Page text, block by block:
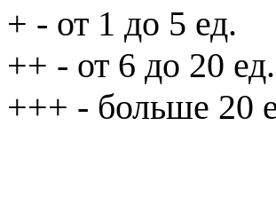
+ - от 1 до 5 ед.
++ - от 6 до 20 ед.
+++ - больше 20